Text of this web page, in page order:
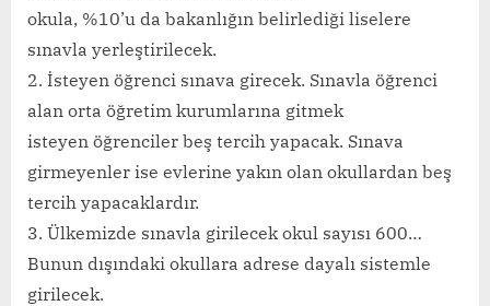
okula, %10’u da bakanlığın belirlediği liselere
sınavla yerleştirilecek.
2. İsteyen öğrenci sınava girecek. Sınavla öğrenci
alan orta öğretim kurumlarına gitmek
isteyen öğrenciler beş tercih yapacak. Sınava
girmeyenler ise evlerine yakın olan okullardan beş
tercih yapacaklardır.
3. Ülkemizde sınavla girilecek okul sayısı 600…
Bunun dışındaki okullara adrese dayalı sistemle
girilecek.